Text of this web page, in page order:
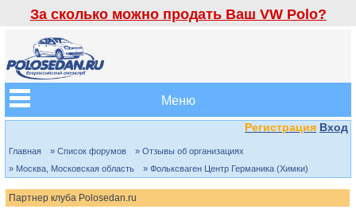
За сколько можно продать Ваш VW Polo?
Меню
Регистрация Вход
Главная » Список форумов
» Отзывы об организациях
» Москва, Московская область
» Фольксваген Центр Германика (Химки)
Партнер клуба Polosedan.ru